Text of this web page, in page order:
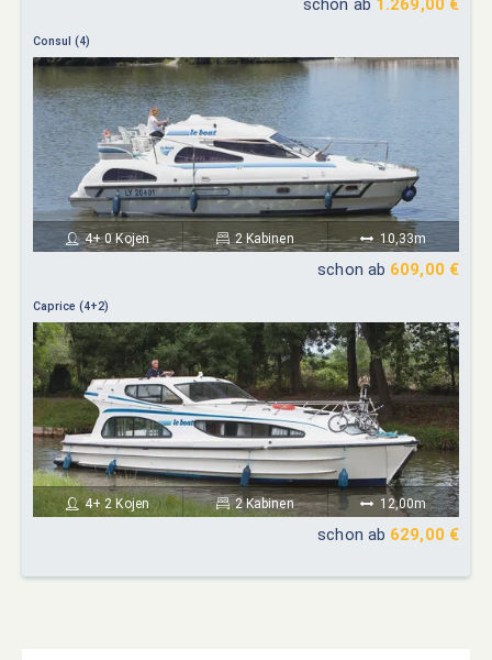
schon ab 1.269,00 €
Consul (4)
4+ 0 Kojen 2 Kabinen 10,33m
schon ab 609,00 €
Caprice (4+2)
4+ 2 Kojen 2 Kabinen 12,00m
schon ab 629,00 €